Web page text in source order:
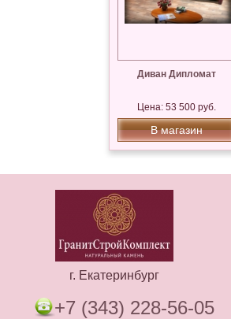
Диван Дипломат
Цена: 53 500 руб.
В магазин
г. Екатеринбург
+7 (343) 228-56-05